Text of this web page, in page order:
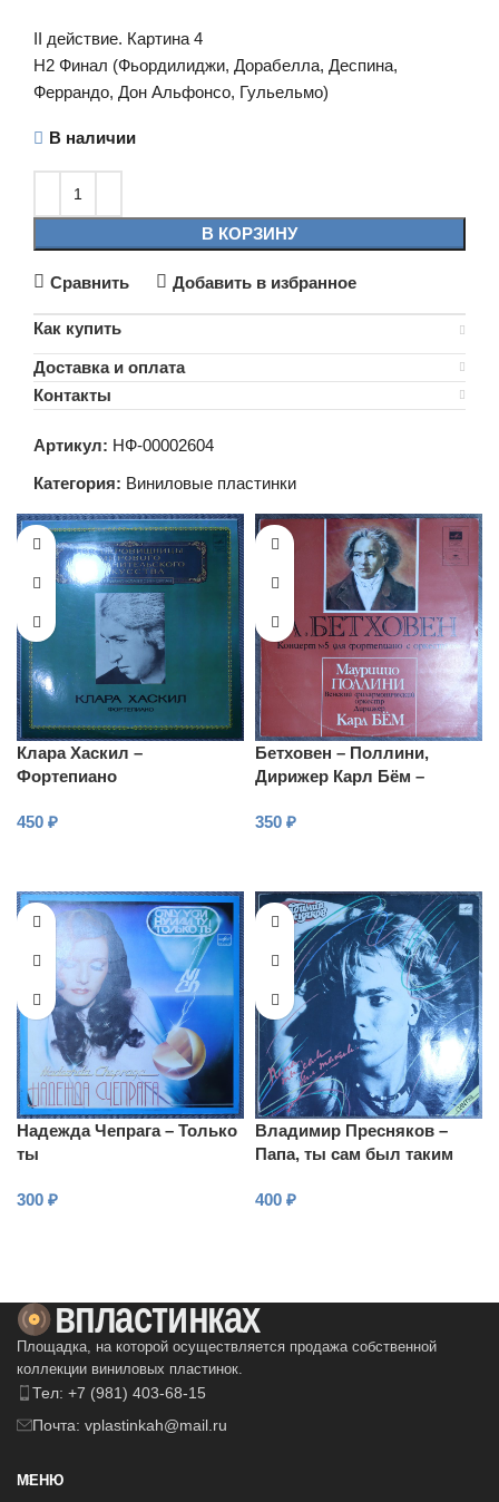
II действие. Картина 4
H2 Финал (Фьордилиджи, Дорабелла, Деспина,
Феррандо, Дон Альфонсо, Гульельмо)
В наличии
В КОРЗИНУ
Сравнить Добавить в избранное
Как купить
Доставка и оплата
Контакты
Артикул: НФ-00002604
Категория: Виниловые пластинки
Клара Хаскил –
Фортепиано
450 ₽
Бетховен – Поллини,
Дирижер Карл Бём –
фортепиано с оркестром
350 ₽
Надежда Чепрага – Только
ты
300 ₽
Владимир Пресняков –
Папа, ты сам был таким
400 ₽
Площадка, на которой осуществляется продажа собственной
коллекции виниловых пластинок.
Тел: +7 (981) 403-68-15
Почта: vplastinkah@mail.ru
МЕНЮ